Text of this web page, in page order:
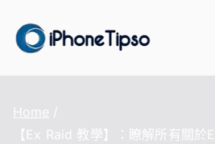
content
Home
【Ex Raid 教學】：瞭解所有關